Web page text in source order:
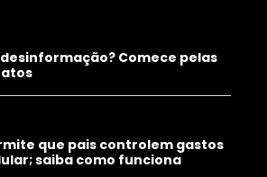
Comece pelas
que pais controlem gastos
saiba como funciona